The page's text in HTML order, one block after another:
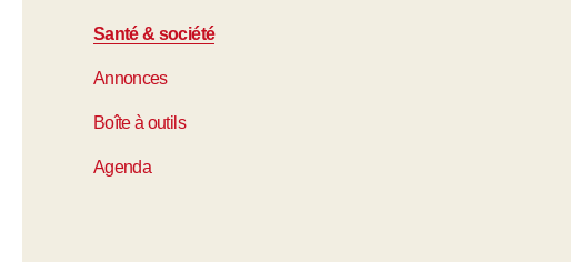
Santé & société
Annonces
Boîte à outils
Agenda